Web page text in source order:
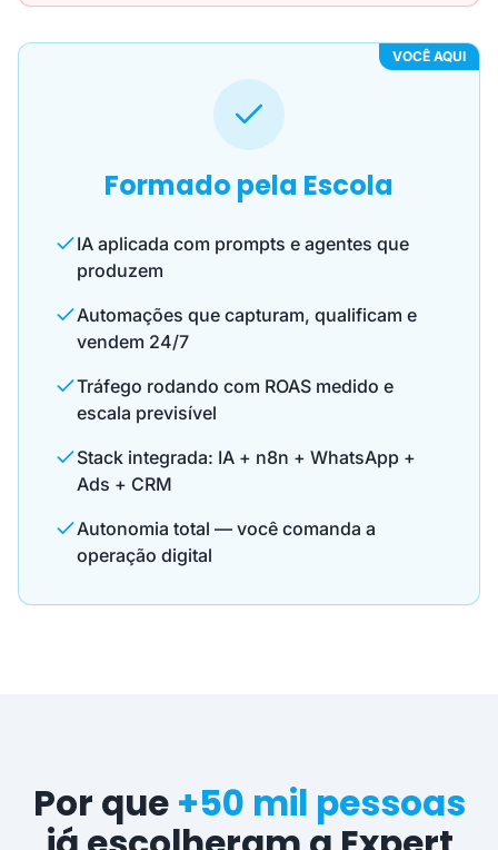
VOCÊ AQUI
Formado pela Escola
IA aplicada com prompts e agentes que
produzem
Automações que capturam, qualificam e
vendem 24/7
Tráfego rodando com ROAS medido e
escala previsível
Stack integrada: IA + n8n + WhatsApp +
Ads + CRM
Autonomia total — você comanda a
operação digital
Por que +50 mil pessoas